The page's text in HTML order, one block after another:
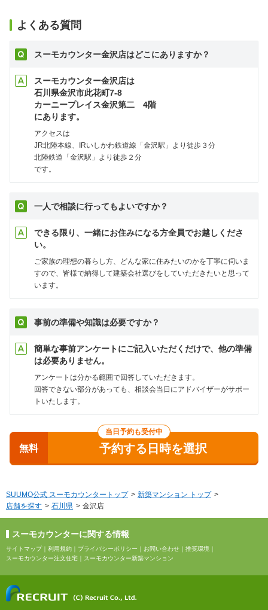
よくある質問
スーモカウンター金沢店はどこにありますか？
スーモカウンター金沢店は
石川県金沢市此花町7-8
カーニープレイス金沢第二 4階
にあります。
アクセスは
JR北陸本線、IRいしかわ鉄道線「金沢駅」より徒歩３分
北陸鉄道「金沢駅」より徒歩２分
です。
一人で相談に行ってもよいですか？
できる限り、一緒にお住みになる方全員でお越しくださ
い。
ご家族の理想の暮らし方、どんな家に住みたいのかを丁寧に伺いま
すので、皆様で納得して建築会社選びをしていただきたいと思って
います。
事前の準備や知識は必要ですか？
簡単な事前アンケートにご記入いただくだけで、他の準備
は必要ありません。
アンケートは分かる範囲で回答していただきます。
回答できない部分があっても、相談会当日にアドバイザーがサポー
トいたします。
当日予約も受付中
無料 予約する日時を選択
SUUMO公式 スーモカウンタートップ
新築マンション トップ
店舗を探す
石川県 金沢店
スーモカウンターに関する情報
サイトマップ｜ 利用規約 ｜ プライバシーポリシー ｜ お問い合わせ ｜ 推奨環境 ｜
スーモカウンター注文住宅 ｜ スーモカウンター新築マンション